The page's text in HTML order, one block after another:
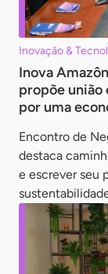
Inovação &
Inova
propõe união
por uma
Encontro de
destaca
e escrever seu